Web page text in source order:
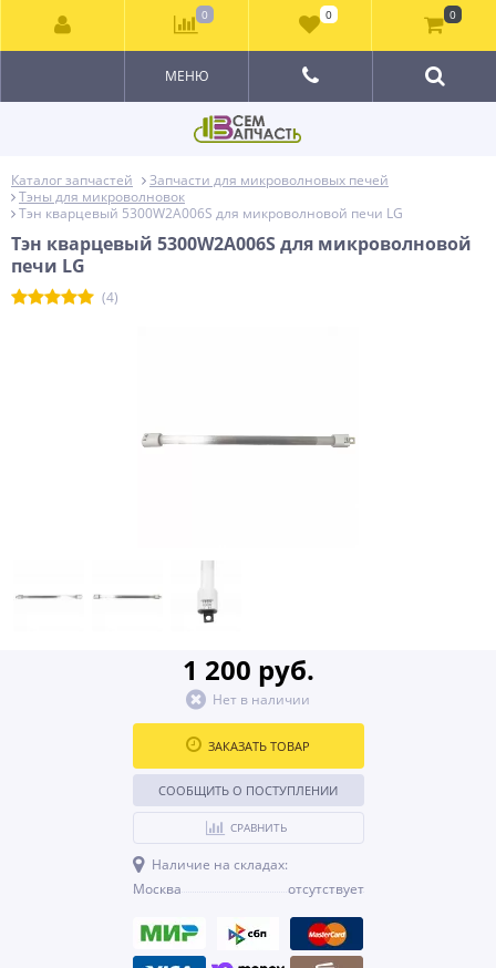
МЕНЮ
Каталог запчастей
Запчасти для микроволновых печей
Тэны для микроволновок
Тэн кварцевый 5300W2A006S для микроволновой печи LG
Тэн кварцевый 5300W2A006S для микроволновой
печи LG
(4)
1 200 руб.
Нет в наличии
ЗАКАЗАТЬ ТОВАР
СООБЩИТЬ О ПОСТУПЛЕНИИ
СРАВНИТЬ
Наличие на складах:
Москва
отсутствует
0 0 0